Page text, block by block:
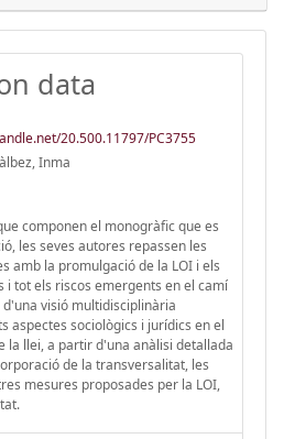
data
20.500.11797/PC3755
Inma
componen el monogràfic que es
les seves autores repassen les
amb la promulgació de la LOI i els
i tot els riscos emergents en el camí
visió multidisciplinària
aspectes sociològics i jurídics en el
la llei, a partir d'una anàlisi detallada
de la transversalitat, les
mesures proposades per la LOI,